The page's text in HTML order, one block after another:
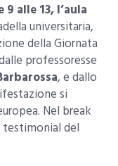
alle 13, l’aula
universitaria,
della Giornata
professoresse
, e dallo
si
Nel break
testimonial del